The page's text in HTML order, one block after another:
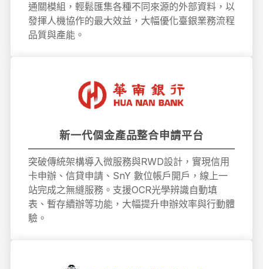
通關模組，輕鬆匯集各種不同來源的外部資料，以
發揮人機協作的最大效益，大幅優化臺銀業務流程
品質與產能。
新一代個金產品整合申請平台
突破傳統架構導入微服務與RWD設計，實現信用
卡申辦、信貸申請、SnY 數位帳戶開戶，線上一
站完成之無縫服務。支援OCR光學辨識自動填
表、暫存續辦等功能，大幅提升申辦效率與行動體
驗。